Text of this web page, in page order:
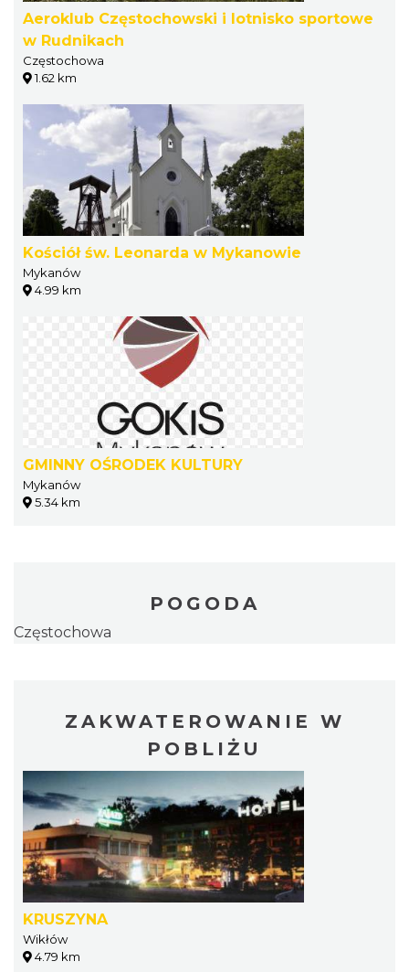
Aeroklub Częstochowski i lotnisko sportowe
w Rudnikach
Częstochowa
1.62 km
Kościół św. Leonarda w Mykanowie
Mykanów
4.99 km
GMINNY OŚRODEK KULTURY
Mykanów
5.34 km
POGODA
Częstochowa
ZAKWATEROWANIE W
POBLIŻU
KRUSZYNA
Wikłów
4.79 km